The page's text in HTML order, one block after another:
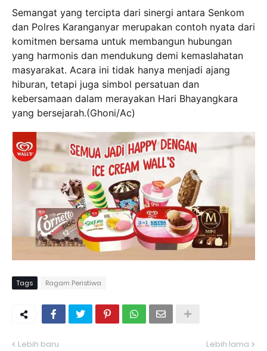
Semangat yang tercipta dari sinergi antara Senkom
dan Polres Karanganyar merupakan contoh nyata dari
komitmen bersama untuk membangun hubungan
yang harmonis dan mendukung demi kemaslahatan
masyarakat. Acara ini tidak hanya menjadi ajang
hiburan, tetapi juga simbol persatuan dan
kebersamaan dalam merayakan Hari Bhayangkara
yang bersejarah.(Ghoni/Ac)
Tags Ragam Peristiwa
Lebih baru Lebih lama